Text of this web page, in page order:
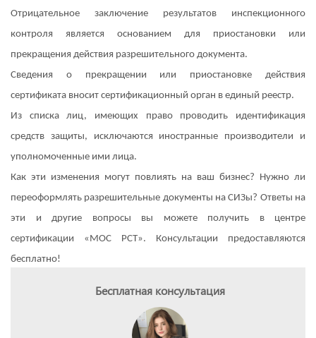
Отрицательное заключение результатов инспекционного
контроля является основанием для приостановки или
прекращения действия разрешительного документа.
Сведения о прекращении или приостановке действия
сертификата вносит сертификационный орган в единый реестр.
Из списка лиц, имеющих право проводить идентификация
средств защиты, исключаются иностранные производители и
уполномоченные ими лица.
Как эти изменения могут повлиять на ваш бизнес? Нужно ли
переоформлять разрешительные документы на СИЗы? Ответы на
эти и другие вопросы вы можете получить в центре
сертификации «МОС РСТ». Консультации предоставляются
бесплатно!
Бесплатная консультация